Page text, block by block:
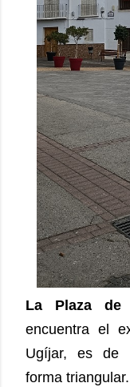
La Plaza de
encuentra el
Ugíjar, es de
forma triangular.